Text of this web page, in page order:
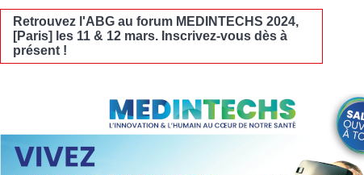
Retrouvez l'ABG au forum MEDINTECHS 2024,
[Paris] les 11 & 12 mars. Inscrivez-vous dès à
présent !